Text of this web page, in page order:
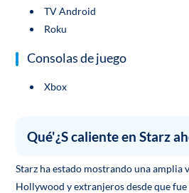
TV Android
Roku
Consolas de juego
Xbox
Qué'¿S caliente en Starz
Starz ha estado mostrando una amplia
Hollywood y extranjeros desde que